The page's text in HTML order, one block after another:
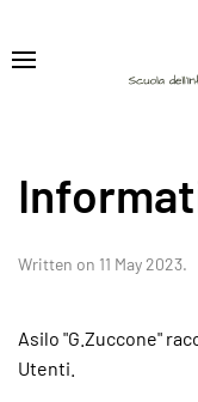
Written on 11 May 2023.
Asilo "G.Zuccone"
Utenti.